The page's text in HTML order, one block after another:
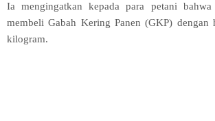
Ia mengingatkan kepada para petani
membeli Gabah Kering Panen (GKP) dengan
kilogram.